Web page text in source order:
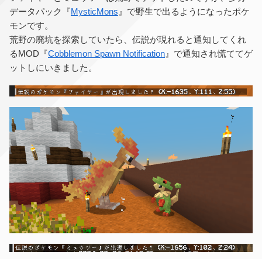
データパック『MysticMons 』で野生で出るようになったポケ
モンです。
荒野の廃坑を探索していたら、伝説が現れると通知してくれ
るMOD『Cobblemon Spawn Notification 』で通知され慌ててゲ
ットしにいきました。